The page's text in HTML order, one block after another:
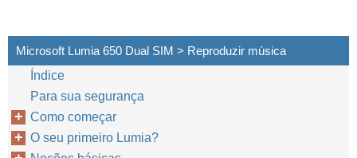
Microsoft Lumia 650 Dual SIM > Reproduzir música
Índice
Para sua segurança
Como começar
O seu primeiro Lumia?